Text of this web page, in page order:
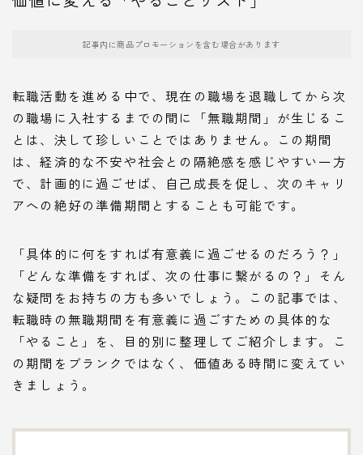
記事内に商品プロモーションを含む場合があります
転職活動を進める中で、現在の職場を退職してから次
の職場に入社するまでの間に「無職期間」が生じるこ
とは、決して珍しいことではありません。この期間
は、経済的な不安や社会との隔絶感を感じやすい一方
で、計画的に過ごせば、自己成長を促し、次のキャリ
アへの絶好の準備期間とすることも可能です。
「具体的に何をすれば有意義に過ごせるのだろう？」
「どんな準備をすれば、次の仕事に繋がるの？」そん
な疑問をお持ちの方も多いでしょう。この記事では、
転職時の無職期間を有意義に過ごすための具体的な
「やること」を、目的別に整理してご紹介します。こ
の期間をブランクではなく、価値ある時間に変えてい
きましょう。